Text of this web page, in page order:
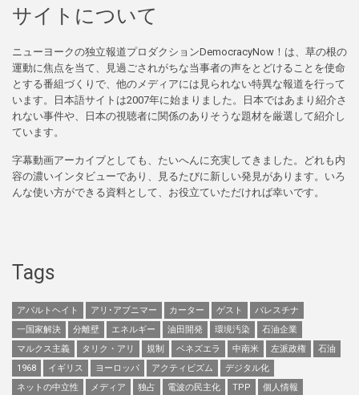
サイトについて
ニューヨークの独立報道プロダクションDemocracyNow！は、草の根の
運動に焦点を当て、見過ごされがちな当事者の声をとどけることを使命
とする番組づくりで、他のメディアには見られない特異な報道を行って
います。日本語サイトは2007年に始まりました。日本ではあまり紹介さ
れない事件や、日本の視聴者に関係のありそうな題材を厳選して紹介し
ています。
字幕動画アーカイブとしても、たいへんに充実してきました。どれも内
容の濃いインタビューであり、見るたびに新しい発見があります。いろ
んな使い方ができる資料として、お役立ていただければ幸いです。
Tags
アパルトヘイト アリ･アブニマー カーター ゲスト
パレスチナ
一国家解決
分離壁 エネルギー 油田開発 環境汚染
石油企業
マルクス主義
タリク・アリ 規制 ベネズエラ 中南米 左派政権
石油
1968
イギリス ヨーロッパ アクティビズム
デジタル化
ネットの中立性
メディア 独占 電波の民主化 TPP 個人情報